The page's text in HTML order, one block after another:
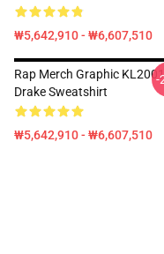
₩5,642,910 - ₩6,607,510
Rap Merch Graphic KL2001
Drake Sweatshirt
₩5,642,910 - ₩6,607,510
-